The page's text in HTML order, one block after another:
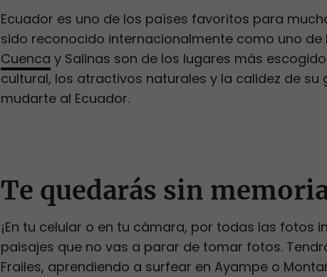
Ecuador es uno de los países favoritos para
sido reconocido internacionalmente como uno
Cuenca y Salinas son de los lugares más
cultural, los atractivos naturales y la calidez de
mudarte al Ecuador.
Te quedarás sin
¡En tu celular o en tu cámara, por todas las
paisajes que no vas a parar de tomar fotos.
Frailes, aprendiendo a surfear en Ayampe o